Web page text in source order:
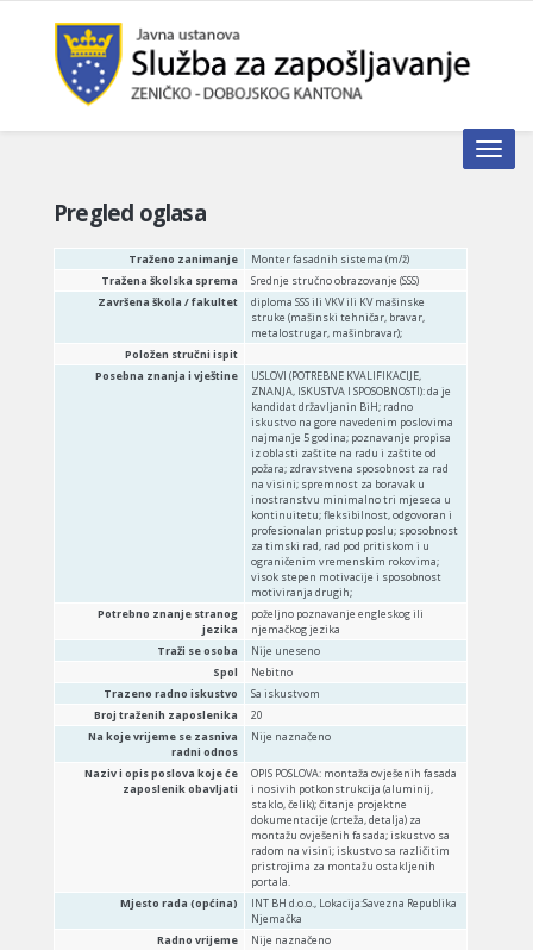
Toggle
Pregled oglasa
Traženo zanimanje
Monter fasadnih sistema (m/ž)
Tražena školska sprema
Srednje stručno obrazovanje (SSS)
Završena škola / fakultet
diploma SSS ili VKV ili KV mašinske
struke (mašinski tehničar, bravar,
metalostrugar, mašinbravar);
Položen stručni ispit
Posebna znanja i vještine
USLOVI (POTREBNE KVALIFIKACIJE,
ZNANJA, ISKUSTVA I SPOSOBNOSTI): da je
kandidat državljanin BiH; radno
iskustvo na gore navedenim poslovima
najmanje 5 godina; poznavanje propisa
iz oblasti zaštite na radu i zaštite od
požara; zdravstvena sposobnost za rad
na visini; spremnost za boravak u
inostranstvu minimalno tri mjeseca u
kontinuitetu; fleksibilnost, odgovoran i
profesionalan pristup poslu; sposobnost
za timski rad, rad pod pritiskom i u
ograničenim vremenskim rokovima;
visok stepen motivacije i sposobnost
motiviranja drugih;
Potrebno znanje stranog
jezika
poželjno poznavanje engleskog ili
njemačkog jezika
Traži se osoba
Nije uneseno
Spol
Nebitno
Trazeno radno iskustvo
Sa iskustvom
Broj traženih zaposlenika
20
Na koje vrijeme se zasniva
radni odnos
Nije naznačeno
Naziv i opis poslova koje će
zaposlenik obavljati
OPIS POSLOVA: montaža ovješenih fasada
i nosivih potkonstrukcija (aluminij,
staklo, čelik); čitanje projektne
dokumentacije (crteža, detalja) za
montažu ovješenih fasada; iskustvo sa
radom na visini; iskustvo sa različitim
pristrojima za montažu ostakljenih
portala.
Mjesto rada (općina)
INT BH d.o.o., Lokacija:Savezna Republika
Njemačka
Radno vrijeme
Nije naznačeno